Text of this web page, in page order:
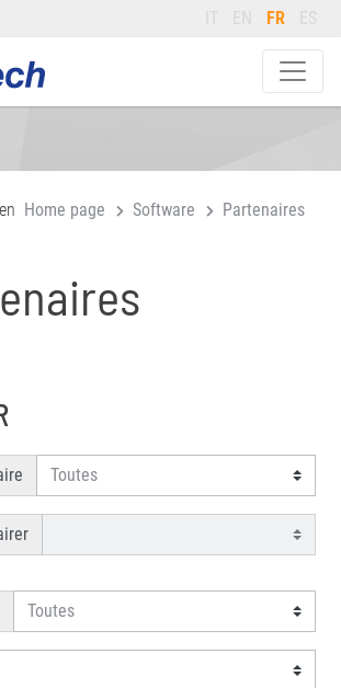
IT EN FR ES
Home page Software Partenaires